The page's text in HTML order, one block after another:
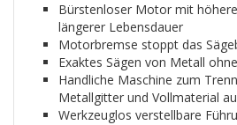
Bürstenloser Motor mit
längerer Lebensdauer
Motorbremse stoppt das
Exaktes Sägen von Metall
Handliche Maschine zum
Metallgitter und Vollmaterial
Werkzeuglos verstellbare